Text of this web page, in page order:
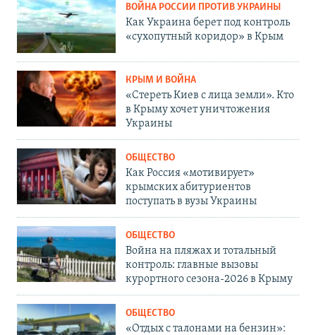
ВОЙНА РОССИИ ПРОТИВ УКРАИНЫ
Как Украина берет под контроль
«сухопутный коридор» в Крым
КРЫМ И ВОЙНА
«Стереть Киев с лица земли». Кто
в Крыму хочет уничтожения
Украины
ОБЩЕСТВО
Как Россия «мотивирует»
крымских абитуриентов
поступать в вузы Украины
ОБЩЕСТВО
Война на пляжах и тотальный
контроль: главные вызовы
курортного сезона-2026 в Крыму
ОБЩЕСТВО
«Отдых с талонами на бензин»: